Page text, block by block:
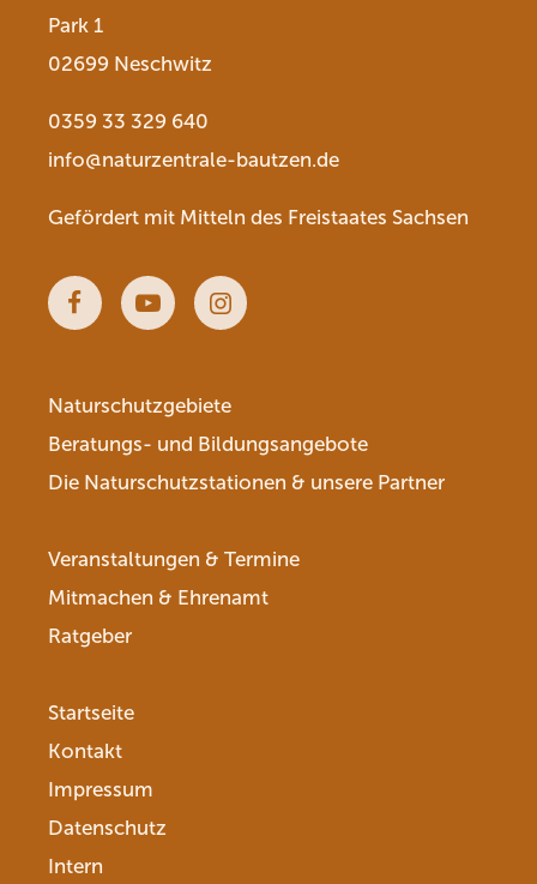
Park 1
02699 Neschwitz
0359 33 329 640
info@naturzentrale-bautzen.de
Gefördert mit Mitteln des Freistaates Sachsen
FacebookYoutubeInstagram
Naturschutzgebiete
Beratungs- und Bildungsangebote
Die Naturschutzstationen & unsere Partner
Veranstaltungen & Termine
Mitmachen & Ehrenamt
Ratgeber
Startseite
Kontakt
Impressum
Datenschutz
Intern